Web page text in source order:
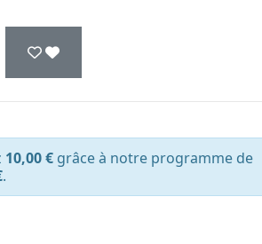
10,00 € grâce à notre programme de
.